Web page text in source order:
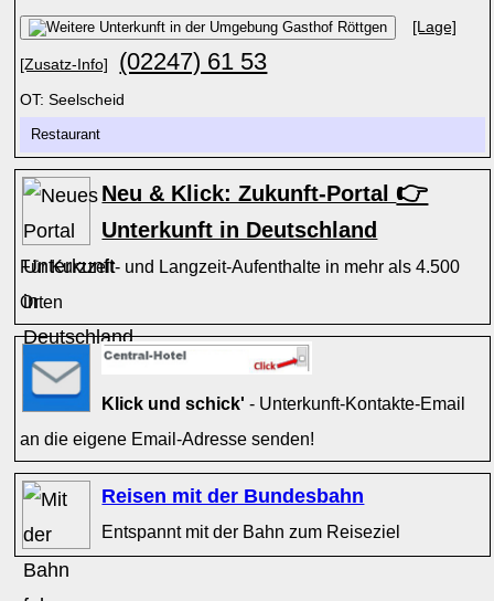
[Lage]
[Zusatz-Info] (02247) 61 53
OT: Seelscheid
Restaurant
Neu & Klick: Zukunft-Portal 👉
Unterkunft in Deutschland
Für Kurzzeit- und Langzeit-Aufenthalte in mehr als 4.500
Orten
Klick und schick' - Unterkunft-Kontakte-Email
an die eigene Email-Adresse senden!
Reisen mit der Bundesbahn
Entspannt mit der Bahn zum Reiseziel